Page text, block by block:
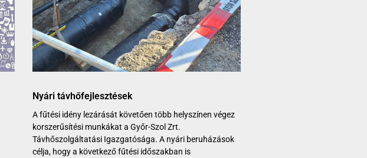
Nyári távhőfejlesztések
A fűtési idény lezárását követően több helyszínen végez
korszerűsítési munkákat a Győr-Szol Zrt.
Távhőszolgáltatási Igazgatósága. A nyári beruházások
célja, hogy a következő fűtési időszakban is